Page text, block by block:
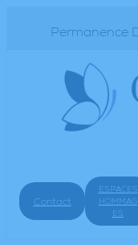
Permanence
Contact
ESPACES
HOMMAG
ES